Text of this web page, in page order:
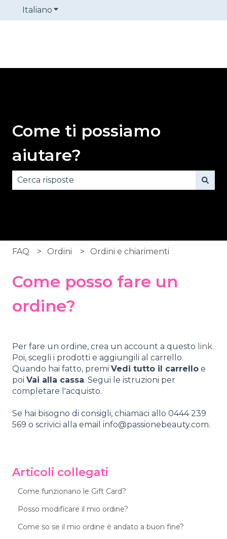
Italiano Mostra sottomenu per le traduzioni
Come ti possiamo
aiutare?
FAQ Ordini Ordini e chiarimenti
Come posso fare un
ordine?
Per fare un ordine, crea un account a questo link.
Poi, scegli i prodotti e aggiungili al carrello.
Quando hai fatto, premi Vedi tutto il carrello e
poi Vai alla cassa. Segui le istruzioni per
completare l'acquisto.
Se hai bisogno di consigli, chiamaci allo 0444 239
569 o scrivici alla email info@passionebeauty.com.
Articoli collegati
Come funzionano le Gift Card?
Posso modificare il mio ordine?
Come so se il mio ordine è andato a buon fine?